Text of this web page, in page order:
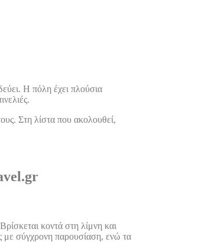
Η πόλη έχει πλούσια
Στη λίστα που ακολουθεί,
κοντά στη λίμνη και
με σύγχρονη παρουσίαση, ενώ τα